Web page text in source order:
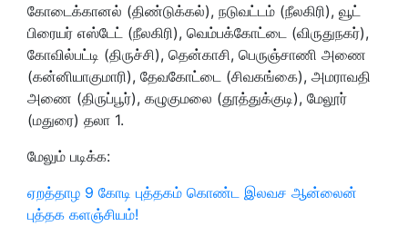
கோடைக்கானல் (திண்டுக்கல்), நடுவட்டம் (நீலகிரி), வூட்
பிரையர் எஸ்டேட் (நீலகிரி), வெம்பக்கோட்டை (விருதுநகர்),
கோவில்பட்டி (திருச்சி), தென்காசி, பெருஞ்சாணி அணை
(கன்னியாகுமாரி), தேவகோட்டை (சிவகங்கை), அமராவதி
அணை (திருப்பூர்), கழுகுமலை (தூத்துக்குடி), மேலூர்
(மதுரை) தலா 1.
மேலும் படிக்க:
ஏறத்தாழ 9 கோடி புத்தகம் கொண்ட இலவச ஆன்லைன்
புத்தக களஞ்சியம்!